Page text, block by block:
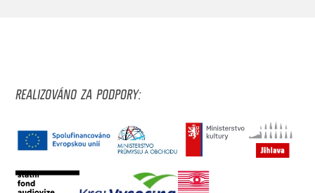
REALIZOVÁNO ZA PODPORY: